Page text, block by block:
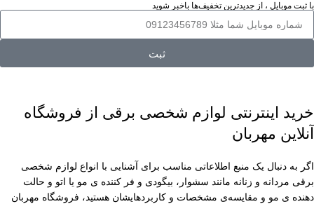
با ثبت موبایل ، از جدید‌ترین تخفیف‌ها با‌خبر شوید
ثبت
خرید اینترنتی لوازم شخصی برقی از فروشگاه
آنلاین مهربان
اگر به دنبال یک منبع اطلاعاتی مناسب برای آشنایی با انواع لوازم شخصی
برقی مردانه و زنانه مانند سشوار، بیگودی و فر کننده ی مو یا اتو و حالت
دهنده ی مو و مقایسه‌ی مشخصات و کاربردهایشان هستید، فروشگاه مهربان